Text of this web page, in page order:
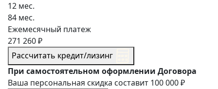
12 мес.
84 мес.
Ежемесячный платеж
271 260 ₽
Рассчитать кредит/лизинг
При самостоятельном оформлении Договора
Ваша персональная скидка составит 100 000 ₽